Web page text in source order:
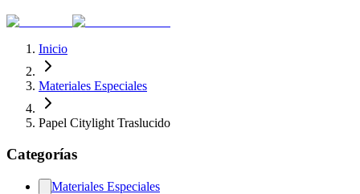
Inicio
Materiales Especiales
Papel Citylight Traslucido
Categorías
Materiales Especiales